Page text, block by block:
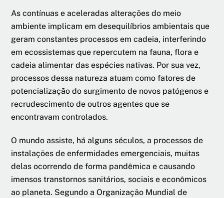
As contínuas e aceleradas alterações do meio
ambiente implicam em desequilíbrios ambientais que
geram constantes processos em cadeia, interferindo
em ecossistemas que repercutem na fauna, flora e
cadeia alimentar das espécies nativas. Por sua vez,
processos dessa natureza atuam como fatores de
potencialização do surgimento de novos patógenos e
recrudescimento de outros agentes que se
encontravam controlados.
O mundo assiste, há alguns séculos, a processos de
instalações de enfermidades emergenciais, muitas
delas ocorrendo de forma pandêmica e causando
imensos transtornos sanitários, sociais e econômicos
ao planeta. Segundo a Organização Mundial de